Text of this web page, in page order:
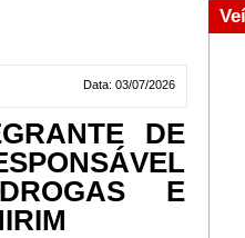
Data: 03/07/2026
DE
E